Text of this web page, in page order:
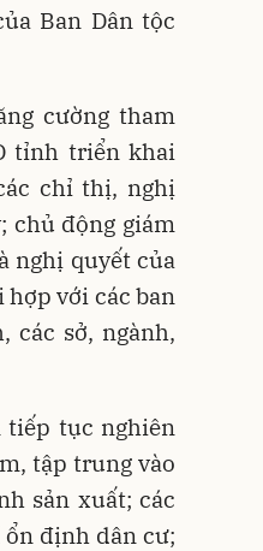
Ban Dân tộc
cường tham
tỉnh triển khai
chỉ thị, nghị
chủ động giám
nghị quyết của
với các ban
các sở, ngành,
tiếp tục nghiên
tập trung vào
sản xuất; các
định dân cư;